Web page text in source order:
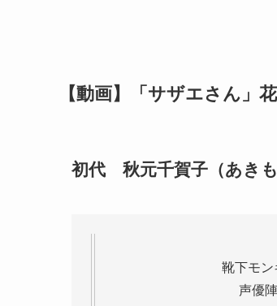
【動画】「サザエさん」
初代 秋元千賀子（あきも
靴下モン
声優